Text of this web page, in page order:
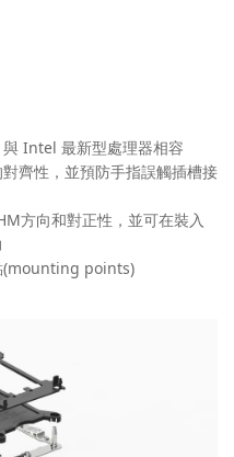
與 Intel 最新型處理器相容
齊性，並預防手指誤觸插槽接
方向和對正性，並可在裝入
(mounting points)